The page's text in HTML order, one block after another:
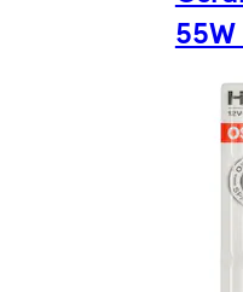
55W